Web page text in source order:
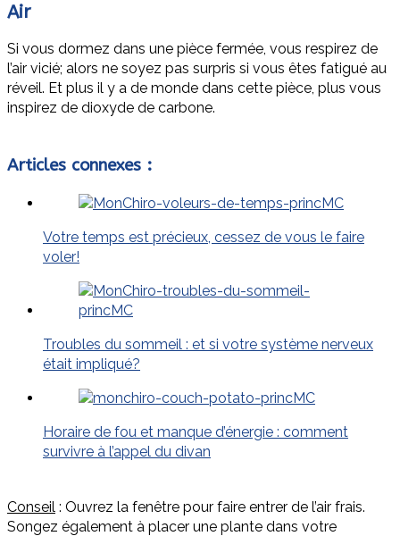
Air
Si vous dormez dans une pièce fermée, vous respirez de
l’air vicié; alors ne soyez pas surpris si vous êtes fatigué au
réveil. Et plus il y a de monde dans cette pièce, plus vous
inspirez de dioxyde de carbone.
Articles connexes :
Votre temps est précieux, cessez de vous le faire
voler!
Troubles du sommeil : et si votre système nerveux
était impliqué?
Horaire de fou et manque d’énergie : comment
survivre à l’appel du divan
Conseil : Ouvrez la fenêtre pour faire entrer de l’air frais.
Songez également à placer une plante dans votre